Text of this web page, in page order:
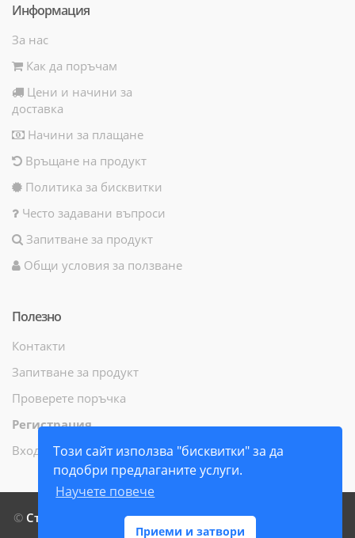
Този сайт използва "бисквитки" за да
подобри предлаганите услуги.
Научете повече
Приеми и затвори
Информация
За нас
Как да поръчам
Цени и начини за
доставка
Начини за плащане
Връщане на продукт
Политика за бисквитки
Често задавани въпроси
Запитване за продукт
Общи условия за ползване
Полезно
Контакти
Запитване за продукт
Проверете поръчка
Регистрация
Вход
© СтамилиБук ЕООД- Всички права запазени - 2014 г. -